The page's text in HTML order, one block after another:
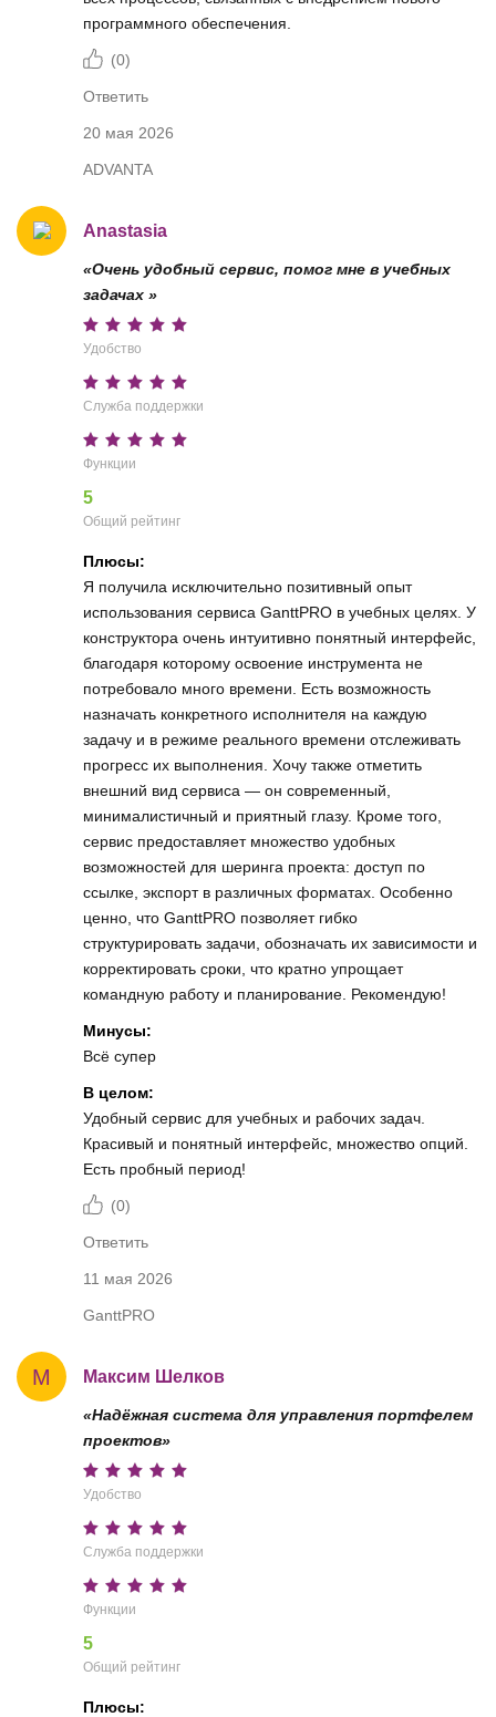
программного обеспечения.
(0)
Ответить
20 мая 2026
ADVANTA
Anastasia
«Очень удобный сервис, помог мне в учебных
задачах »
Удобство
Служба поддержки
Функции
5
Общий рейтинг
Плюсы:
Я получила исключительно позитивный опыт
использования сервиса GanttPRO в учебных целях. У
конструктора очень интуитивно понятный интерфейс,
благодаря которому освоение инструмента не
потребовало много времени. Есть возможность
назначать конкретного исполнителя на каждую
задачу и в режиме реального времени отслеживать
прогресс их выполнения. Хочу также отметить
внешний вид сервиса — он современный,
минималистичный и приятный глазу. Кроме того,
сервис предоставляет множество удобных
возможностей для шеринга проекта: доступ по
ссылке, экспорт в различных форматах. Особенно
ценно, что GanttPRO позволяет гибко
структурировать задачи, обозначать их зависимости и
корректировать сроки, что кратно упрощает
командную работу и планирование. Рекомендую!
Минусы:
Всё супер
В целом:
Удобный сервис для учебных и рабочих задач.
Красивый и понятный интерфейс, множество опций.
Есть пробный период!
(0)
Ответить
11 мая 2026
GanttPRO
М Максим Шелков
«Надёжная система для управления портфелем
проектов»
Удобство
Служба поддержки
Функции
5
Общий рейтинг
Плюсы: